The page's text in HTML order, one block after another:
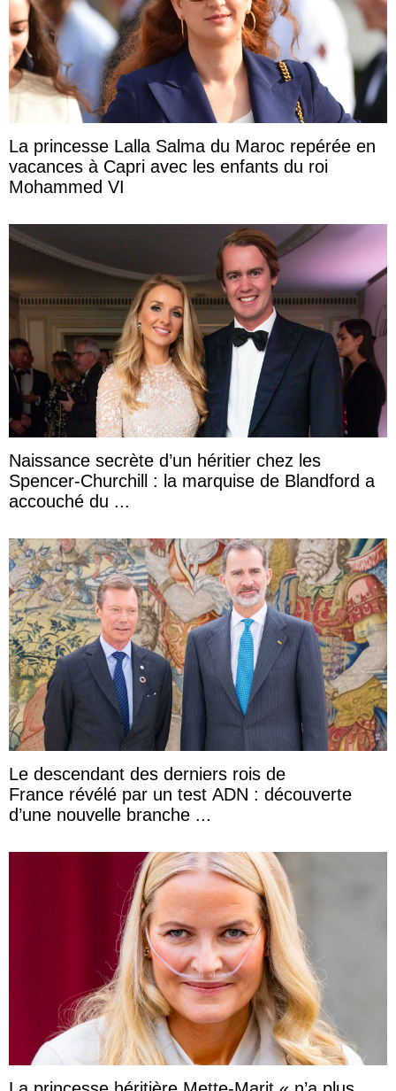
La princesse Lalla Salma du Maroc repérée en
vacances à Capri avec les enfants du roi
Mohammed VI
Naissance secrète d’un héritier chez les
Spencer-Churchill : la marquise de Blandford a
accouché du ...
Le descendant des derniers rois de
France révélé par un test ADN : découverte
d’une nouvelle branche ...